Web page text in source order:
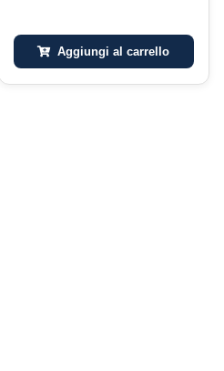
Aggiungi al carrello